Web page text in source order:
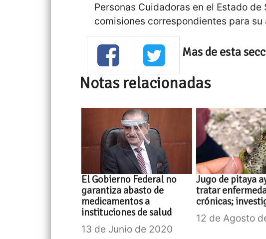
Personas Cuidadoras en el Estado
comisiones correspondientes para
Mas de esta
Notas relacionadas
El Gobierno Federal no
garantiza abasto de
medicamentos a
instituciones de salud
13 de Junio de 2020
Jugo de pitaya
tratar
crónicas;
12 de Agosto